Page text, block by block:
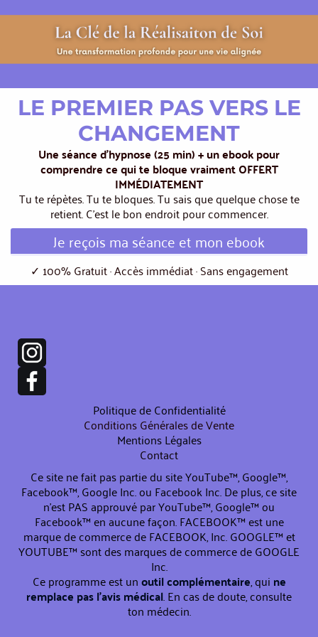
LE PREMIER PAS VERS LE
CHANGEMENT
Une séance d'hypnose (25 min) + un ebook pour
comprendre ce qui te bloque vraiment OFFERT
IMMÉDIATEMENT
Tu te répètes. Tu te bloques. Tu sais que quelque chose te
retient. C'est le bon endroit pour commencer.
Je reçois ma séance et mon ebook
✓ 100% Gratuit · Accès immédiat · Sans engagement
Politique de Confidentialité
Conditions Générales de Vente
Mentions Légales
Contact
Ce site ne fait pas partie du site YouTube™, Google™,
Facebook™, Google Inc. ou Facebook Inc. De plus, ce site
n’est PAS approuvé par YouTube™, Google™ ou
Facebook™ en aucune façon. FACEBOOK™ est une
marque de commerce de FACEBOOK, Inc. GOOGLE™ et
YOUTUBE™ sont des marques de commerce de GOOGLE
Inc.
Ce programme est unoutil complémentaire, qui ne
remplace pas l’avis médical. En cas de doute, consulte
ton médecin.